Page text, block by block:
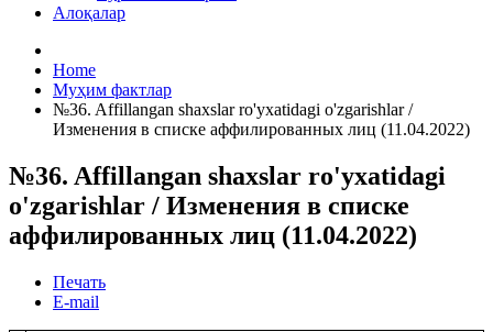
Алоқалар
Home
Муҳим фактлар
№36. Affillangan shaxslar ro'yxatidagi o'zgarishlar /
Изменения в списке аффилированных лиц (11.04.2022)
№36. Affillangan shaxslar ro'yxatidagi
o'zgarishlar / Изменения в списке
аффилированных лиц (11.04.2022)
Печать
E-mail